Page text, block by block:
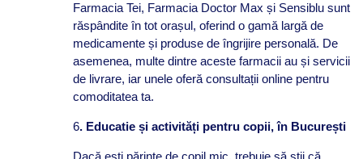
Farmacia Tei, Farmacia Doctor Max și Sensiblu sunt
răspândite în tot orașul, oferind o gamă largă de
medicamente și produse de îngrijire personală. De
asemenea, multe dintre aceste farmacii au și servicii
de livrare, iar unele oferă consultații online pentru
comoditatea ta.
6. Educatie și activități pentru copii, în București
Dacă ești părinte de copil mic, trebuie să știi că